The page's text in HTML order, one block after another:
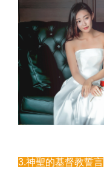
3.神聖的基督教誓言